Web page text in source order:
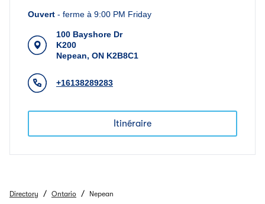
Ouvert - ferme à 9:00 PM Friday
100 Bayshore Dr
K200
Nepean, ON K2B8C1
+16138289283
Itinéraire
Directory / Ontario / Nepean